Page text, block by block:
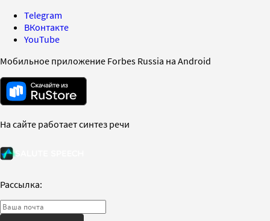
Telegram
ВКонтакте
YouTube
Мобильное приложение Forbes Russia на Android
На сайте работает синтез речи
Рассылка: